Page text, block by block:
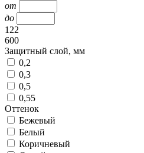
от
до
122
600
Защитный слой, мм
0,2
0,3
0,5
0,55
Оттенок
Бежевый
Белый
Коричневый